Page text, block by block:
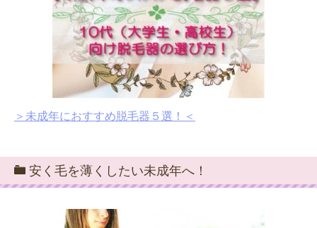
＞未成年におすすめ脱毛器５選！＜
安く毛を薄くしたい未成年へ！